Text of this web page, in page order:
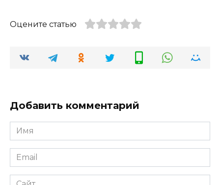
Оцените статью
Добавить комментарий
Имя
*
Email
*
Сайт